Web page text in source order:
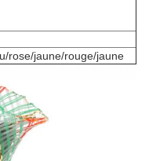
rose/jaune/rouge/jaune